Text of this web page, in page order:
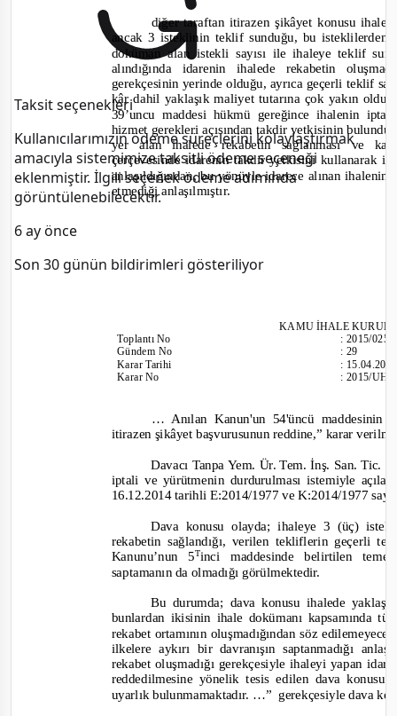
Taksit seçenekleri
Kullanıcılarımızın ödeme süreçlerini kolaylaştırmak
amacıyla sistemimize taksitli ödeme seçeneği
eklenmiştir. İlgili seçenek ödeme adımında
görüntülenebilecektir.
6 ay önce
Son 30 günün bildirimleri gösteriliyor
diğer taraftan itirazen şikâyet konusu
ancak 3 isteklinin teklif sunduğu, bu
doküman alan istekli sayısı ile ihaleye teklif
alındığında idarenin ihalede rekabetin
gerekçesinin yerinde olduğu, ayrıca geçerli teklif
kâr dahil yaklaşık maliyet tutarına çok yakın
39’uncu maddesi hükmü gereğince ihalenin
hizmet gerekleri açısından takdir yetkisinin
yer alan ihalede rekabetin sağlanması ve
çerçevesinde idarenin takdir yetkisini kullanarak
anlaşıldığından, bu yönüyle idarece alınan
etmediği anlaşılmıştır.
KAMU İHALE
ToplantıNo
Gündem No
Karar Tarihi
Karar No
:2015/025
:29
:
:2015/
… Anılan Kanun'un 54'üncü maddesinin
itirazen şikâyet başvurusunun reddine,” karar
Davacı Tanpa Yem. Ür. Tem. İnş. San. Tic.
iptali ve yürütmenin durdurulması istemiyle
16.12.2014 tarihli E:2014/1977 ve K:2014/1977
Dava konusu olayda; ihaleye 3 (üç)
rekabetin sağlandığı, verilen tekliflerin geçerli
Kanunu’nun 5Tinci maddesinde belirtilen
saptamanın da olmadığı görülmektedir.
Bu durumda; dava konusu ihalede
bunlardan ikisinin ihale dokümanı kapsamında
rekabet ortamının oluşmadığından söz
ilkelere aykırı bir davranışın saptanmadığı
rekabet oluşmadığı gerekçesiyle ihaleyi yapan
reddedilmesine yönelik tesis edilen dava
uyarlık bulunmamaktadır. …” gerekçesiyle dava